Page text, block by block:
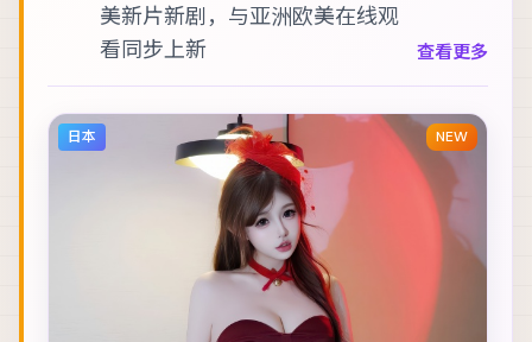
美新片新剧，与亚洲欧美在线观
看同步上新 查看更多
日本 NEW